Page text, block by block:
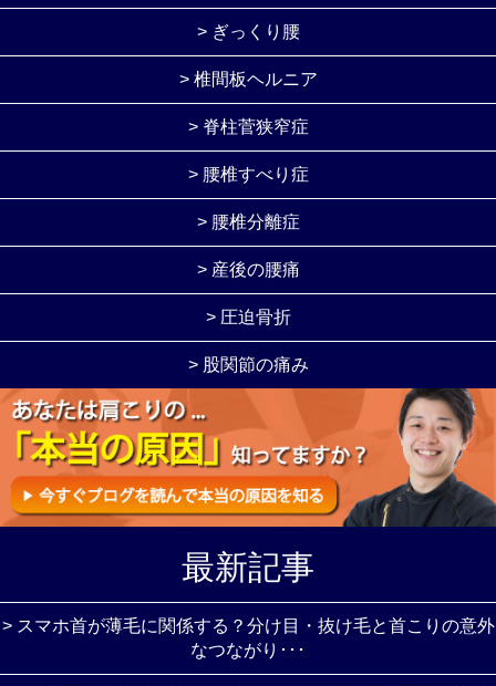
> ぎっくり腰
> 椎間板ヘルニア
> 脊柱菅狭窄症
> 腰椎すべり症
> 腰椎分離症
> 産後の腰痛
> 圧迫骨折
> 股関節の痛み
最新記事
> スマホ首が薄毛に関係する？分け目・抜け毛と首こりの意外
なつながり･･･